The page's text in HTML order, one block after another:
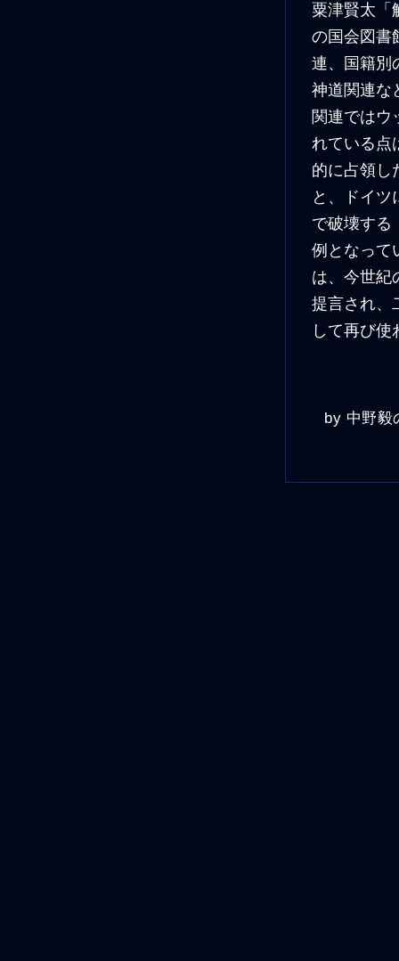
粟津賢太「
の国会図書
連、国籍別
神道関連な
関連ではウ
れている点
的に占領し
と、ドイツ
で破壊する
例となって
は、今世紀
提言され、
して再び使
by 中野毅